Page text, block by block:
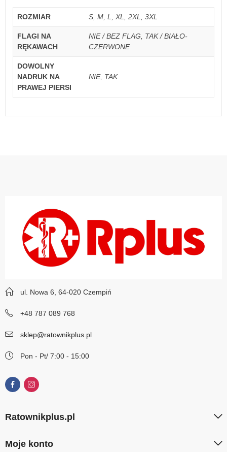
ROZMIAR S, M, L, XL, 2XL, 3XL
FLAGI NA
RĘKAWACH
NIE / BEZ FLAG, TAK / BIAŁO-
CZERWONE
DOWOLNY
NADRUK NA
PRAWEJ PIERSI
NIE, TAK
ul. Nowa 6, 64-020 Czempiń
+48 787 089 768
sklep@ratownikplus.pl
Pon - Pt/ 7:00 - 15:00
Ratownikplus.pl
Moje konto